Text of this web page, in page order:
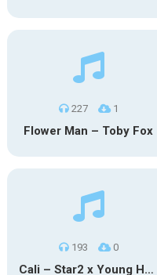
227 1
Flower Man – Toby Fox
193 0
Cali – Star2 x Young Henny